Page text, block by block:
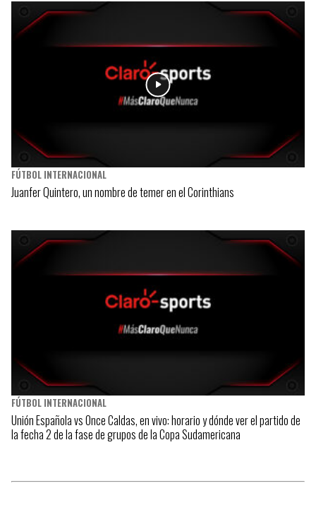
FÚTBOL INTERNACIONAL
Juanfer Quintero, un nombre de temer en el Corinthians
FÚTBOL INTERNACIONAL
Unión Española vs Once Caldas, en vivo: horario y dónde ver el partido de
la fecha 2 de la fase de grupos de la Copa Sudamericana